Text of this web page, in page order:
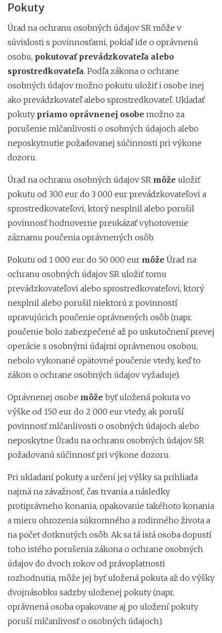
Pokuty
Úrad na ochranu osobných údajov SR môže v
súvislosti s povinnosťami, pokiaľ ide o oprávnenú
osobu, pokutovať prevádzkovateľa alebo
sprostredkovateľa. Podľa zákona o ochrane
osobných údajov možno pokutu uložiť i osobe inej
ako prevádzkovateľ alebo sprostredkovateľ. Ukladať
pokuty priamo oprávnenej osobe možno za
porušenie mlčanlivosti o osobných údajoch alebo
neposkytnutie požadovanej súčinnosti pri výkone
dozoru.
Úrad na ochranu osobných údajov SR môže uložiť
pokutu od 300 eur do 3 000 eur prevádzkovateľovi a
sprostredkovateľovi, ktorý nesplnil alebo porušil
povinnosť hodnoverne preukázať vyhotovenie
záznamu poučenia oprávnených osôb.
Pokutu od 1 000 eur do 50 000 eur môže Úrad na
ochranu osobných údajov SR uložiť tomu
prevádzkovateľovi alebo sprostredkovateľovi, ktorý
nesplnil alebo porušil niektorú z povinností
upravujúcich poučenie oprávnených osôb (napr.
poučenie bolo zabezpečené až po uskutočnení prevej
operácie s osobnými údajmi oprávnenou osobou,
nebolo vykonané opätovné poučenie vtedy, keď to
zákon o ochrane osobných údajov vyžaduje).
Oprávnenej osobe môže byť uložená pokuta vo
výške od 150 eur do 2 000 eur vtedy, ak poruší
povinnosť mlčanlivosti o osobných údajoch alebo
neposkytne Úradu na ochranu osobných údajov SR
požadovanú súčinnosť pri výkone dozoru.
Pri ukladaní pokuty a určení jej výšky sa prihliada
najmä na závažnosť, čas trvania a následky
protiprávneho konania, opakovanie takéhoto konania
a mieru ohrozenia súkromného a rodinného života a
na počet dotknutých osôb. Ak sa tá istá osoba dopustí
toho istého porušenia zákona o ochrane osobných
údajov do dvoch rokov od právoplatnosti
rozhodnutia, môže jej byť uložená pokuta až do výšky
dvojnásobku sadzby uloženej pokuty (napr.
oprávnená osoba opakovane aj po uložení pokuty
poruší mlčanlivosť o osobných údajoch).